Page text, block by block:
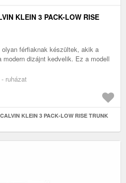
KLEIN 3 PACK-LOW RISE
férfiaknak készültek, akik a
dizájnt kedvelik. Ez a modell
ruházat
KLEIN 3 PACK-LOW RISE TRUNK